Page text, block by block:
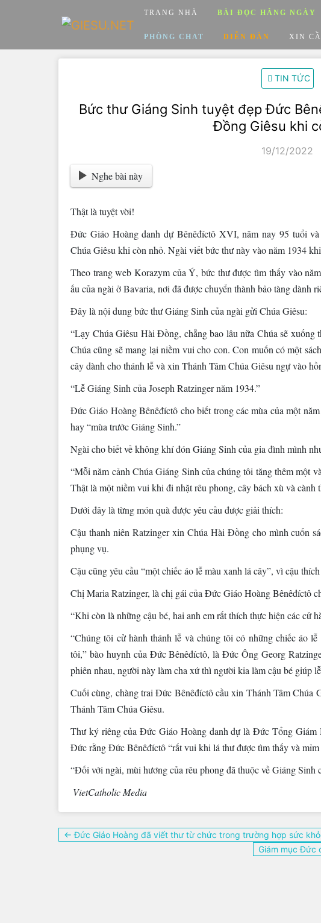
TRANG NHÀ BÀI ĐỌC HẰNG NGÀY
PHÒNG CHAT DIỄN ĐÀN XIN
TIN TỨC
Bức thư Giáng Sinh tuyệt đẹp Đức
Đồng Giêsu khi
19/12/2022
Nghe bài này
Thật là tuyệt vời!
Đức Giáo Hoàng danh dự Bênêđíctô XVI, năm nay 95 tuổi
Chúa Giêsu khi còn nhỏ. Ngài viết bức thư này vào năm 1934
Theo trang web Korazym của Ý, bức thư được tìm thấy vào
ấu của ngài ở Bavaria, nơi đã được chuyển thành bảo tàng dành
Đây là nội dung bức thư Giáng Sinh của ngài gửi Chúa Giêsu:
“Lạy Chúa Giêsu Hài Đồng, chẳng bao lâu nữa Chúa sẽ xuống
Chúa cũng sẽ mang lại niềm vui cho con. Con muốn có một
cây dành cho thánh lễ và xin Thánh Tâm Chúa Giêsu ngự vào
“Lễ Giáng Sinh của Joseph Ratzinger năm 1934.”
Đức Giáo Hoàng Bênêđíctô cho biết trong các mùa của một
hay “mùa trước Giáng Sinh.”
Ngài cho biết về không khí đón Giáng Sinh của gia đình mình
“Mỗi năm cảnh Chúa Giáng Sinh của chúng tôi tăng thêm một
Thật là một niềm vui khi đi nhặt rêu phong, cây bách xù và cành
Dưới đây là từng món quà được yêu cầu được giải thích:
Cậu thanh niên Ratzinger xin Chúa Hài Đồng cho mình cuốn
phụng vụ.
Cậu cũng yêu cầu “một chiếc áo lễ màu xanh lá cây”, vì cậu
Chị Maria Ratzinger, là chị gái của Đức Giáo Hoàng Bênêđíctô
“Khi còn là những cậu bé, hai anh em rất thích thực hiện các cử
“Chúng tôi cử hành thánh lễ và chúng tôi có những chiếc áo
tôi,” bào huynh của Đức Bênêđíctô, là Đức Ông Georg
phiên nhau, người này làm cha xứ thì người kia làm cậu bé giúp
Cuối cùng, chàng trai Đức Bênêđíctô cầu xin Thánh Tâm Chúa
Thánh Tâm Chúa Giêsu.
Thư ký riêng của Đức Giáo Hoàng danh dự là Đức Tổng
Đức rằng Đức Bênêđíctô “rất vui khi lá thư được tìm thấy và
“Đối với ngài, mùi hương của rêu phong đã thuộc về Giáng Sinh
VietCatholic Media
Điều
hướng
← Đức Giáo Hoàng đã viết thư từ chức trong trường hợp sức
Giám mục Đức